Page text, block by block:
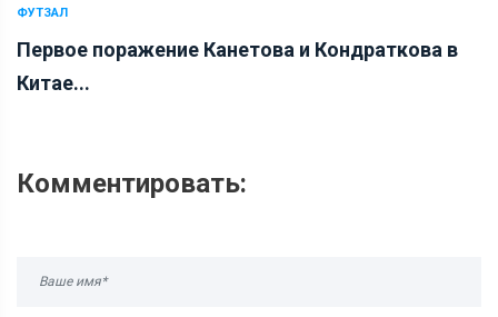
ФУТЗАЛ
Первое поражение Канетова и Кондраткова в
Китае...
Комментировать: